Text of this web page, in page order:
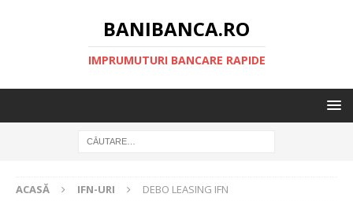
BANIBANCA.RO
IMPRUMUTURI BANCARE RAPIDE
ACASĂ IFN-URI DEBO LEASING IFN